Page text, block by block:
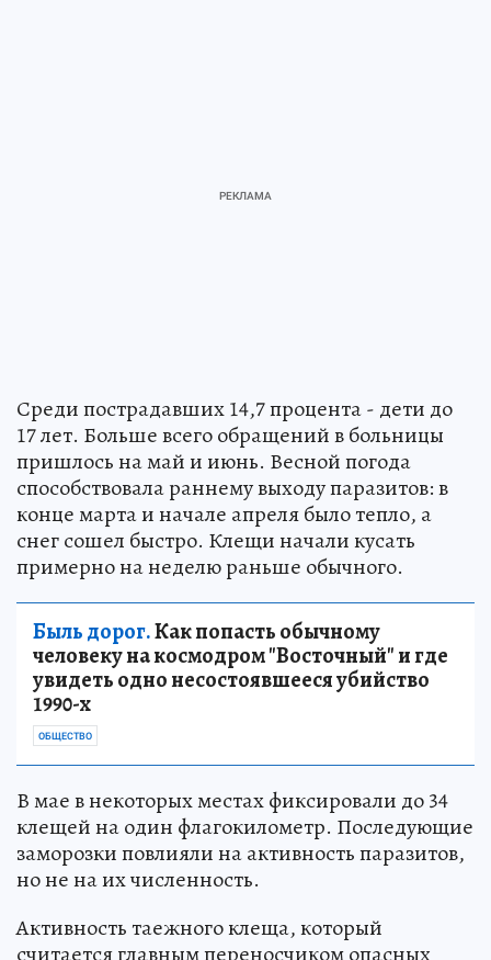
Среди пострадавших 14,7 процента - дети до
17 лет. Больше всего обращений в больницы
пришлось на май и июнь. Весной погода
способствовала раннему выходу паразитов: в
конце марта и начале апреля было тепло, а
снег сошел быстро. Клещи начали кусать
примерно на неделю раньше обычного.
Быль дорог.Как попасть обычному
человеку на космодром "Восточный" и где
увидеть одно несостоявшееся убийство
1990-х
ОБЩЕСТВО
В мае в некоторых местах фиксировали до 34
клещей на один флагокилометр. Последующие
заморозки повлияли на активность паразитов,
но не на их численность.
Активность таежного клеща, который